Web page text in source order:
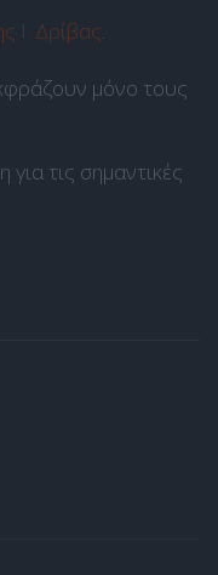
Ι. Δρίβας.
μόνο τους
τις σημαντικές